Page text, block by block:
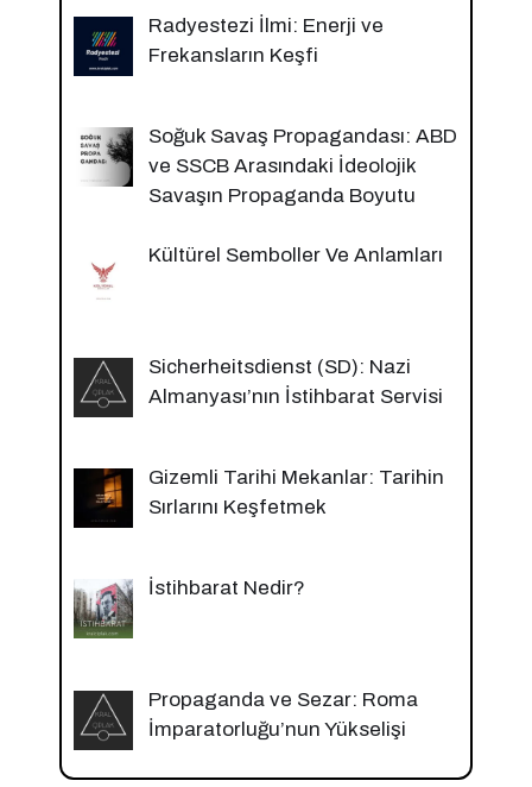
Radyestezi İlmi: Enerji ve
Frekansların Keşfi
Soğuk Savaş Propagandası: ABD
ve SSCB Arasındaki İdeolojik
Savaşın Propaganda Boyutu
Kültürel Semboller Ve Anlamları
Sicherheitsdienst (SD): Nazi
Almanyası’nın İstihbarat Servisi
Gizemli Tarihi Mekanlar: Tarihin
Sırlarını Keşfetmek
İstihbarat Nedir?
Propaganda ve Sezar: Roma
İmparatorluğu’nun Yükselişi